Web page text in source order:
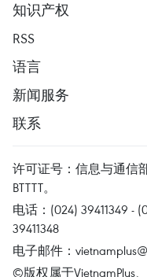
知识产权
RSS
语言
新闻服务
联系
许可证号：信息与通信
BTTTT。
电话：(024) 39411349 -
39411348
电子邮件：
©版权属于VietnamPlus